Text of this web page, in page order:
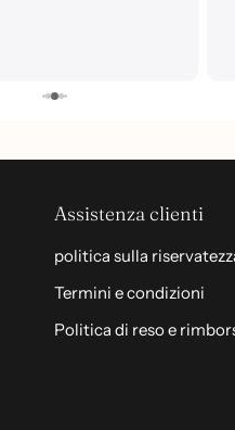
Assistenza clienti
politica sulla
Termini e condizioni
Politica di reso e